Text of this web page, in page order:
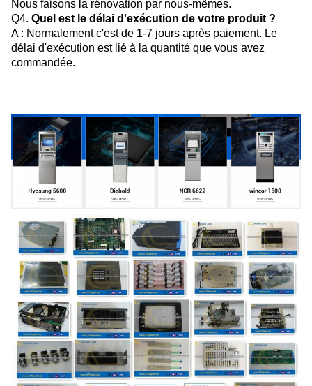
Nous faisons la rénovation par nous-mêmes.
Q4. Quel est le délai d'exécution de votre produit ?
A : Normalement c'est de 1-7 jours après paiement. Le
délai d'exécution est lié à la quantité que vous avez
commandée.